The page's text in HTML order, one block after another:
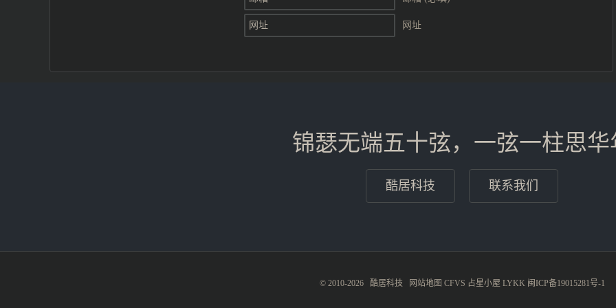
网址
锦瑟无端五十弦，一弦一柱思华
酷居科技 联系我们
© 2010-2026 酷居科技 网站地图 CFVS 占星小屋 LYKK 闽ICP备19015281号-1